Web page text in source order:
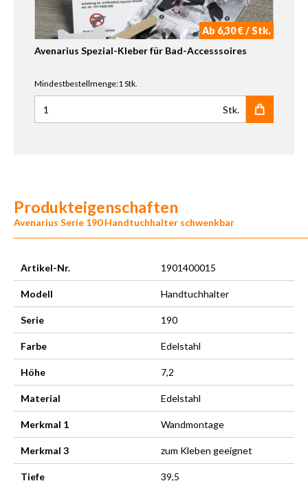
Ab 6,30 € / Stk.
Avenarius Spezial-Kleber für Bad-Accesssoires
Mindestbestellmenge:1 Stk.
Anzahl für Avenarius Spezial-Kleber für Bad-Accesssoires
Stk.
Produkteigenschaften
Avenarius Serie 190 Handtuchhalter schwenkbar
Artikel-Nr. 1901400015
Modell Handtuchhalter
Serie 190
Farbe Edelstahl
Höhe 7,2
Material Edelstahl
Merkmal 1 Wandmontage
Merkmal 3 zum Kleben geeignet
Tiefe 39,5